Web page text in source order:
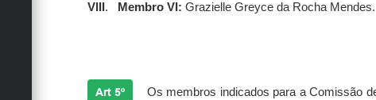
VIII . Membro VI: Grazielle Greyce da Rocha Mendes.
Art 5º Os membros indicados para a Comissão